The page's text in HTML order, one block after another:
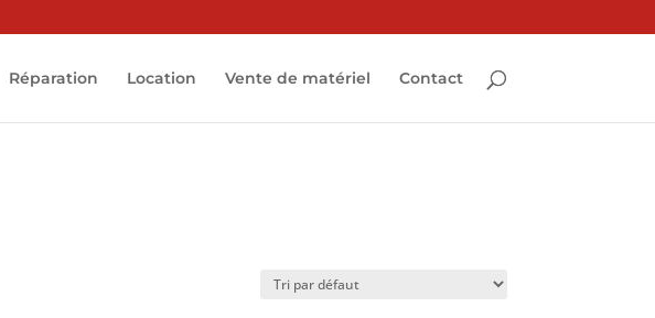
Réparation Location Vente de matériel Contact